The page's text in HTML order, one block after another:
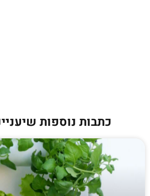
כתבות נוספות